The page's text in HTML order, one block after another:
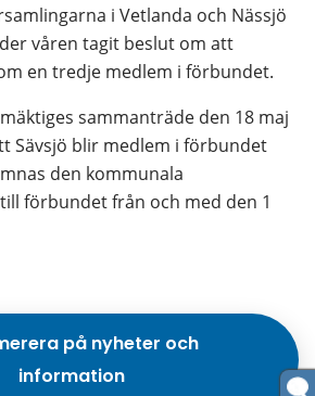
i Vetlanda och Nässjö
våren tagit beslut om att
en tredje medlem i förbundet.
sammanträde den 18 maj
Sävsjö blir medlem i förbundet
den kommunala
förbundet från och med den 1
på nyheter och
information